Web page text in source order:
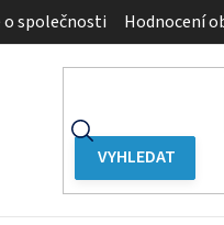
společnosti Hodnocení